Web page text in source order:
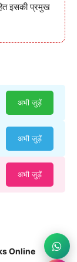
इसकी प्रमुख
अभी जुड़ें
अभी जुड़ें
अभी जुड़ें
Online